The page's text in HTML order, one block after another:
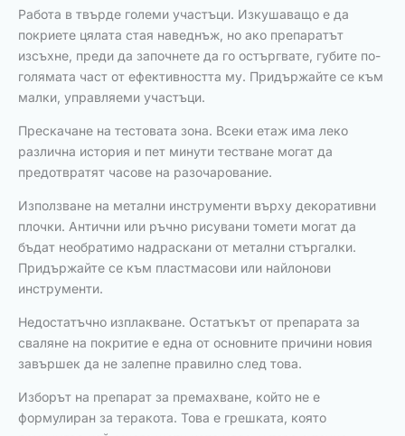
Работа в твърде големи участъци. Изкушаващо е да
покриете цялата стая наведнъж, но ако препаратът
изсъхне, преди да започнете да го остъргвате, губите по-
голямата част от ефективността му. Придържайте се към
малки, управляеми участъци.
Прескачане на тестовата зона. Всеки етаж има леко
различна история и пет минути тестване могат да
предотвратят часове на разочарование.
Използване на метални инструменти върху декоративни
плочки. Антични или ръчно рисувани томети могат да
бъдат необратимо надраскани от метални стъргалки.
Придържайте се към пластмасови или найлонови
инструменти.
Недостатъчно изплакване. Остатъкът от препарата за
сваляне на покритие е една от основните причини новия
завършек да не залепне правилно след това.
Изборът на препарат за премахване, който не е
формулиран за теракота. Това е грешката, която